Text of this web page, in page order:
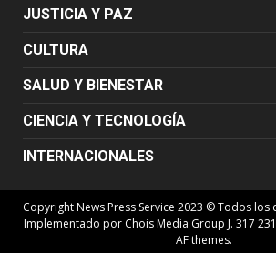
JUSTICIA Y PAZ
CULTURA
SALUD Y BIENESTAR
CIENCIA Y TECNOLOGÍA
INTERNACIONALES
Copyright News Press Service 2023 © Todos
Implementado por Chois Media Group J. 317
AF themes.